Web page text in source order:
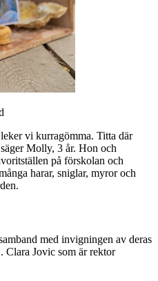
vi kurragömma. Titta där
Molly, 3 år. Hon och
på förskolan och
harar, sniglar, myror och
med invigningen av deras
Clara Jovic som är rektor